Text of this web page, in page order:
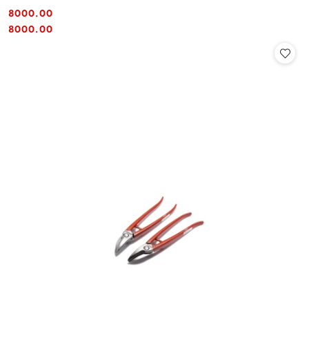
Cena:
8000.00
Cena:
8000.00